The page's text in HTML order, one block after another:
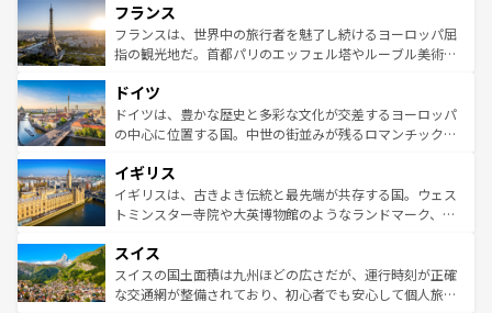
ませてくれるイタリアで、忘れられない旅をしてみよう！
なお、新着のイタリア情報はコンテンツ一覧 を参照してほ
しい。
文化が根付くこの国では、情熱的なフラメンコ、熱気あふ
れる闘牛、そして美味しいタパスが生活の一部となってい
る。首都マドリードの洗練された雰囲気や、バルセロナの
の城塞都市、穏やかなビーチリゾートまで多彩な表情を見
せる。地方によって風土や気候が異なるスペインはその個
性で訪れる人を魅了する。 なお、新着のスペイン情報はコ
フランス
フランスは、世界中の旅行者を魅了し続けるヨーロッパ屈
指の観光地だ。首都パリのエッフェル塔やルーブル美術館
で、幅広い魅力が詰まっている。華麗な宮殿、歴史的な大
聖堂、美しいビーチ、そして豊かな自然が、訪れる者を心
から魅了する。また、フランスは美食の国としても知ら
いる。シャンパンの発祥地であるランス、プロヴァンスの
香り高いラベンダー畑など、多彩な楽しみ方が可能だ。さ
らに、パリ以外の地域にも魅力が溢れており、どの街角に
れる地方に足を運ぶとそれぞれで全く異なる文化を体験で
きるだろう。 なお、新着のフランス情報はコンテンツ一覧
を参照してほしい。
ドイツ
ドイツは、豊かな歴史と多彩な文化が交差するヨーロッパ
の中心に位置する国。中世の街並みが残るロマンチック街
顔を持つこの国は、どこを歩いても飽きることがない。ベ
ルリンの文化的活気、バイエルン州のアルプスの絶景、そ
してライン川沿いのワイン畑といった風景は必見。ビール
は、お酒好きな人にはぜひ体験してほしい。 なお、新着の
ドイツ情報はコンテンツ一覧を参照してほしい。
イギリス
イギリスは、古きよき伝統と最先端が共存する国。ウェス
トミンスター寺院や大英博物館のようなランドマーク、歴
リアごとに異なる魅力がある。また、優雅なアフタヌーン
ティー、ビール好きにはたまらない英国パブ、サッカー観
戦など、本場だからこそできる体験も豊富。イギリスを旅
スイス
スイスの国土面積は九州ほどの広さだが、運行時刻が正確
な交通網が整備されており、初心者でも安心して個人旅行